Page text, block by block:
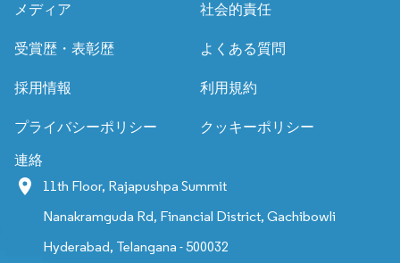
メディア 社会的責任
受賞歴・表彰歴 よくある質問
採用情報 利用規約
プライバシーポリシー クッキーポリシー
連絡
11th Floor, Rajapushpa Summit
Nanakramguda Rd, Financial District, Gachibowli
Hyderabad, Telangana - 500032